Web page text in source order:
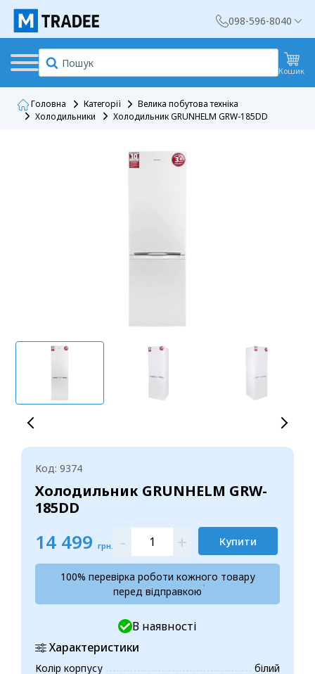
098-596-8040
Кошик
Головна Категорії
Велика побутова техніка
Холодильники
Холодильник GRUNHELM GRW-185DD
Код: 9374
Холодильник GRUNHELM GRW-
185DD
14 499 грн. - + Купити
100% перевірка роботи кожного товару
перед відправкою
В наявності
Характеристики
Колір корпусу
білий